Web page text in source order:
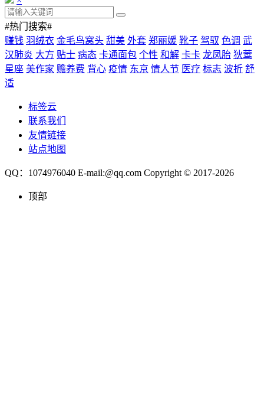
#热门搜索#
赚钱 羽绒衣 金毛鸟窝头 甜美 外套 郑丽媛 靴子 驾驭 色调 武
汉肺炎 大方 贴士 病态 卡通面包 个性 和解 卡卡 龙凤胎 狄莺
星座 美作家 赡养费 背心 疫情 东京 情人节 医疗 标志 波折 舒
适
标签云
联系我们
友情链接
站点地图
QQ：1074976040 E-mail:@qq.com Copyright © 2017-2026
顶部